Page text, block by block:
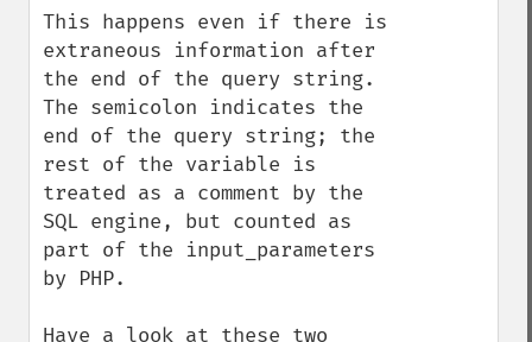
This happens even if there is
extraneous information after
the end of the query string.
The semicolon indicates the
end of the query string; the
rest of the variable is
treated as a comment by the
SQL engine, but counted as
part of the input_parameters
by PHP.
Have a look at these two